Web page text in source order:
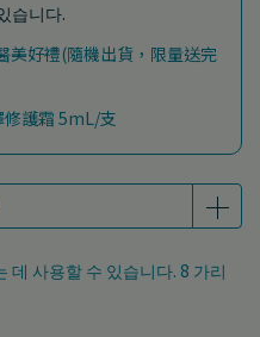
습니다.
美好禮(隨機出貨，限量送完
修護霜 5mL/支
데 사용할 수 있습니다. 8 가리